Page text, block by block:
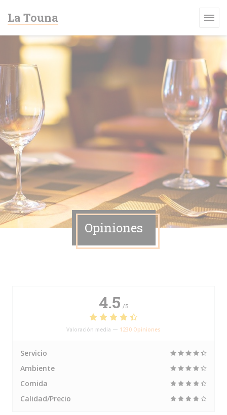
La Touna
Opiniones
4.5 /5
Valoración media — 1230 Opiniones
Servicio
Ambiente
Comida
Calidad/Precio